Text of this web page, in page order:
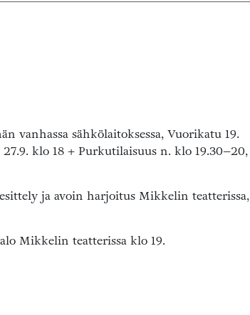
vanhassa sähkölaitoksessa, Vuorikatu 19.
klo 18 + Purkutilaisuus n. klo 19.30–20,
ja avoin harjoitus Mikkelin teatterissa,
Mikkelin teatterissa klo 19.